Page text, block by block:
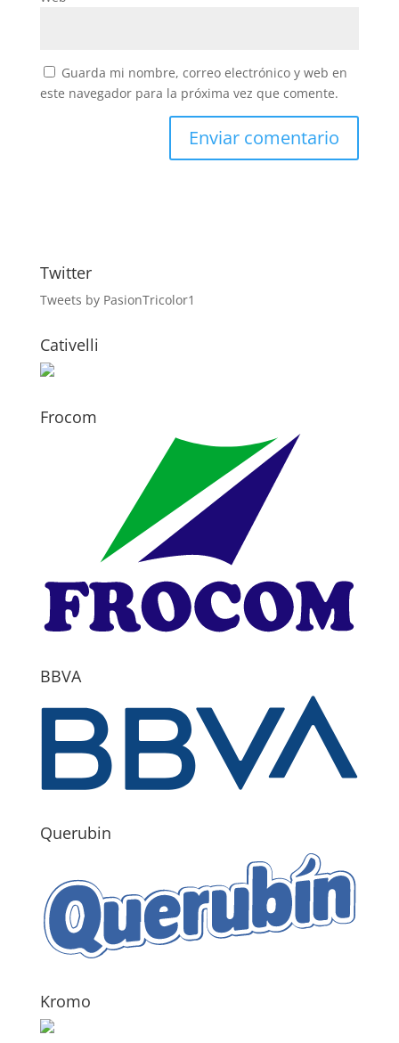
Guarda mi nombre, correo electrónico y web en
este navegador para la próxima vez que comente.
Twitter
Tweets by PasionTricolor1
Cativelli
Frocom
BBVA
Querubin
Kromo